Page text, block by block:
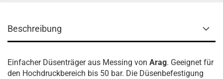
Beschreibung
Einfacher Düsenträger aus Messing von Arag. Geeignet für
den Hochdruckbereich bis 50 bar. Die Düsenbefestigung